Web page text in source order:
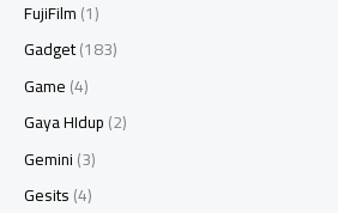
FujiFilm(1)
Gadget(183)
Game(4)
Gaya HIdup(2)
Gemini(3)
Gesits(4)